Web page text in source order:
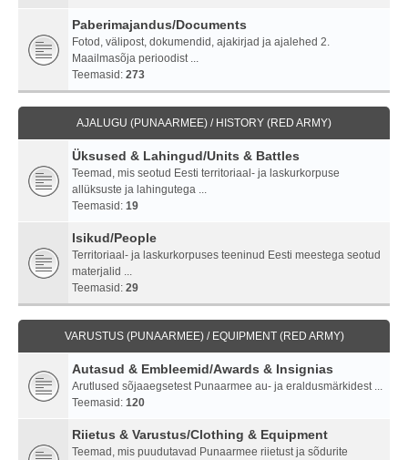
Paberimajandus/Documents
Fotod, välipost, dokumendid, ajakirjad ja ajalehed 2.
Maailmasõja perioodist ...
Teemasid: 273
AJALUGU (PUNAARMEE) / HISTORY (RED ARMY)
Üksused & Lahingud/Units & Battles
Teemad, mis seotud Eesti territoriaal- ja laskurkorpuse
allüksuste ja lahingutega ...
Teemasid: 19
Isikud/People
Territoriaal- ja laskurkorpuses teeninud Eesti meestega seotud
materjalid ...
Teemasid: 29
VARUSTUS (PUNAARMEE) / EQUIPMENT (RED ARMY)
Autasud & Embleemid/Awards & Insignias
Arutlused sõjaaegsetest Punaarmee au- ja eraldusmärkidest ...
Teemasid: 120
Riietus & Varustus/Clothing & Equipment
Teemad, mis puudutavad Punaarmee riietust ja sõdurite